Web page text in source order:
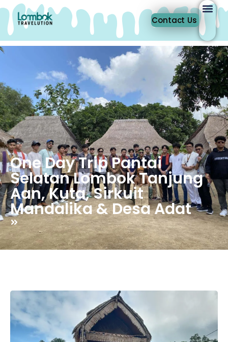
Contact Us
One Day Trip Pantai
Selatan Lombok Tanjung
Aan, Kuta, Sirkuit
Mandalika & Desa Adat